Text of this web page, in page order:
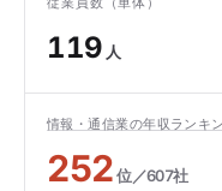
119 人
情報・通信業の年収ランキ
252位／607社